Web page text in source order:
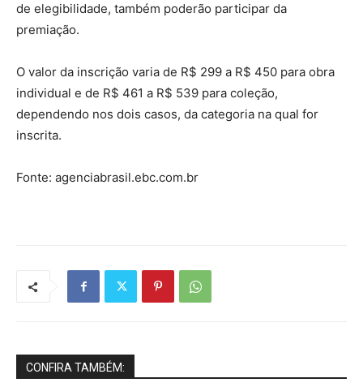
de elegibilidade, também poderão participar da
premiação.
O valor da inscrição varia de R$ 299 a R$ 450 para obra
individual e de R$ 461 a R$ 539 para coleção,
dependendo nos dois casos, da categoria na qual for
inscrita.
Fonte: agenciabrasil.ebc.com.br
CONFIRA TAMBÉM: